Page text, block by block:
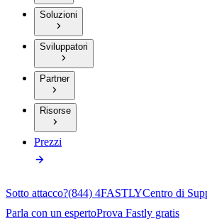
Soluzioni
Sviluppatori
Partner
Risorse
Prezzi
Sotto attacco?(844) 4FASTLYCentro di
Parla con un espertoProva Fastly gratis